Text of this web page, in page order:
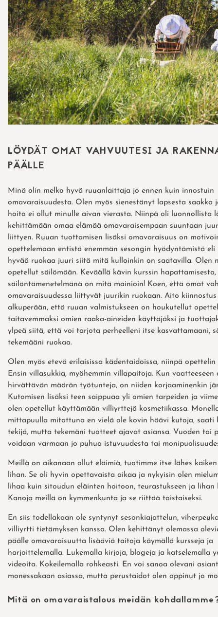
LÖYDÄT OMAT VAHVUUTESI JA
PÄÄLLE
Minä olin melko hyvä ruuanlaittaja jo ennen kuin innostuin
omavaraisuudesta. Olen myös sienestänyt lapsesta saakka
hoito ei ollut minulle aivan vierasta. Niinpä oli luonnollista
kehittämään omaa elämää omavaraisempaan suuntaan
liittyen. Ruuan tuottamisen lisäksi omavaraisuus on
opettelemaan entistä enemmän sesongin hyödyntämistä
hyvää ruokaa juuri siitä mitä kulloinkin on saatavilla. Olen
opetellut säilömään. Keväällä kävin kurssin hapattamisesta,
säilöntämenetelmänä on mitä mainioin! Koen, että omat
omavaraisuudessa liittyvät juurikin ruokaan. Aito kiinnostus
alkuperään, että ruuan valmistukseen on houkutellut
taitavemmaksi omien raaka-aineiden käyttäjäksi ja
ylpeä siitä, että voi tarjota perheelleni itse kasvattamaani,
tekemääni ruokaa.
Olen myös etevä erilaisissa kädentaidoissa, niinpä opettelin
Ensin villasukkia, myöhemmin villapaitoja. Kun
hirvättävän määrän työtunteja, on niiden korjaaminenkin
Kutomisen lisäksi teen saippuaa yli omien tarpeiden ja
olen opetellut käyttämään villiyrttejä kosmetiikassa.
mittapuulla mitattuna en vielä ole kovin häävi kutoja, saati
tekijä, mutta tekemäni tuotteet ajavat asiansa. Vuoden tai
voidaan varmaan jo puhua istuvuudesta tai
Meillä on aikanaan ollut eläimiä, tuotimme itse lähes
lihan. Se oli hyvin opettavaista aikaa ja nykyisin olen
lihaa kuin sitoudun eläinten hoitoon, teurastukseen ja lihan
Kanoja meillä on kymmenkunta ja se riittää toistaiseksi.
En siis todellakaan ole syntynyt sesonkiajattelun,
villiyrtti tietämyksen kanssa. Olen kehittänyt olemassa
päälle omavaraisuutta lisääviä taitoja käymällä kursseja ja
harjoittelemalla. Lukemalla kirjoja, blogeja ja katselemalla
videoita. Kokeilemalla rohkeasti. En voi sanoa olevani
monessakaan asiassa, mutta perustaidot olen oppinut jo
Mitä on omavaraistalous meidän